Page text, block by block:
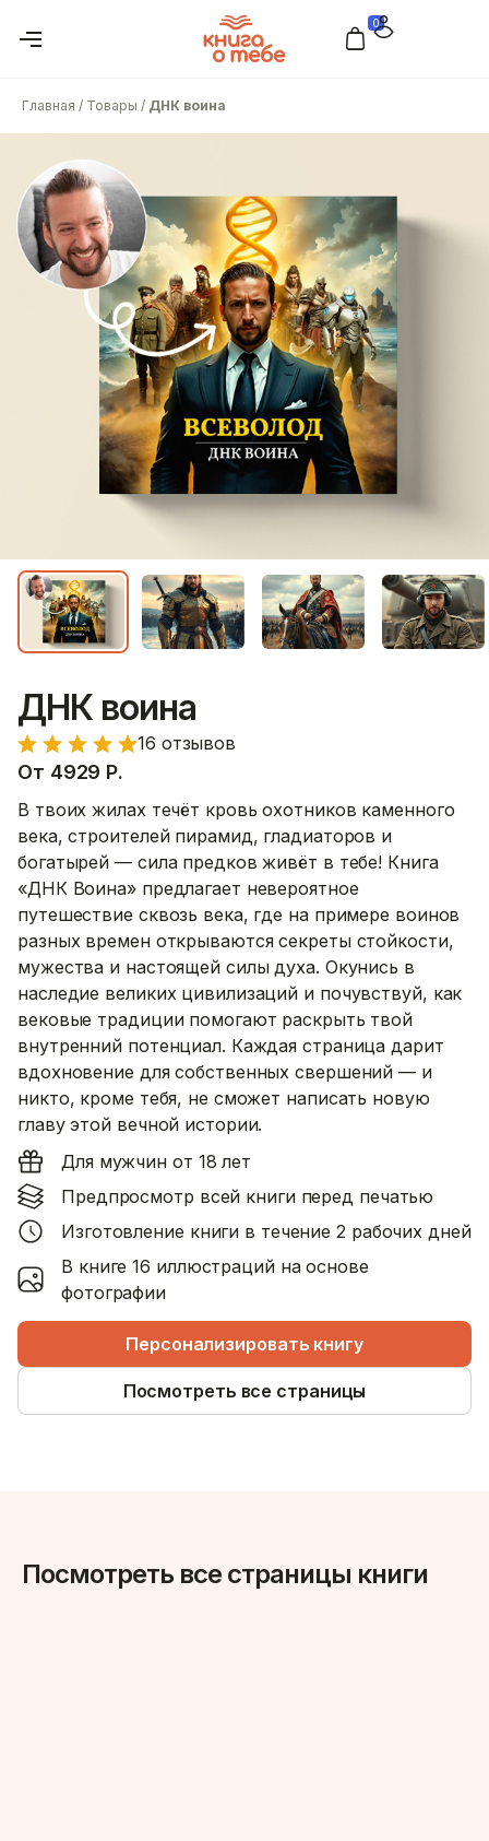
0
Главная / Товары / ДНК воина
ДНК воина
16 отзывов
От 4929 Р.
В твоих жилах течёт кровь охотников каменного
века, строителей пирамид, гладиаторов и
богатырей — сила предков живёт в тебе! Книга
«ДНК Воина» предлагает невероятное
путешествие сквозь века, где на примере воинов
разных времен открываются секреты стойкости,
мужества и настоящей силы духа. Окунись в
наследие великих цивилизаций и почувствуй, как
вековые традиции помогают раскрыть твой
внутренний потенциал. Каждая страница дарит
вдохновение для собственных свершений — и
никто, кроме тебя, не сможет написать новую
главу этой вечной истории.
Для мужчин от 18 лет
Предпросмотр всей книги перед печатью
Изготовление книги в течение 2 рабочих дней
В книге 16 иллюстраций на основе
фотографии
Персонализировать книгу
Посмотреть все страницы
Посмотреть все страницы книги